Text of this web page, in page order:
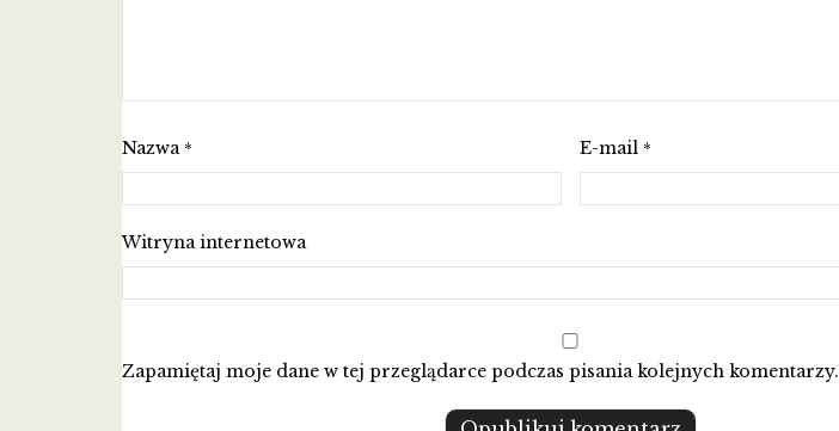
Nazwa * E-mail *
Witryna internetowa
Zapamiętaj moje dane w tej przeglądarce podczas pisania kolejnych komentarzy.